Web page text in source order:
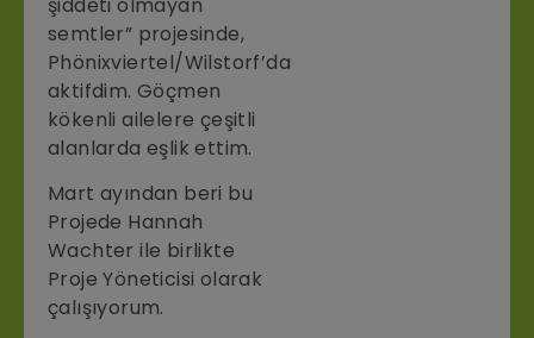
semtler” projesinde,
Phönixviertel/Wilstorf’da
aktifdim. Göçmen
kökenli ailelere çeşitli
alanlarda eşlik ettim.
Mart ayından beri bu
Projede Hannah
Wachter ile birlikte
Proje Yöneticisi olarak
çalışıyorum.